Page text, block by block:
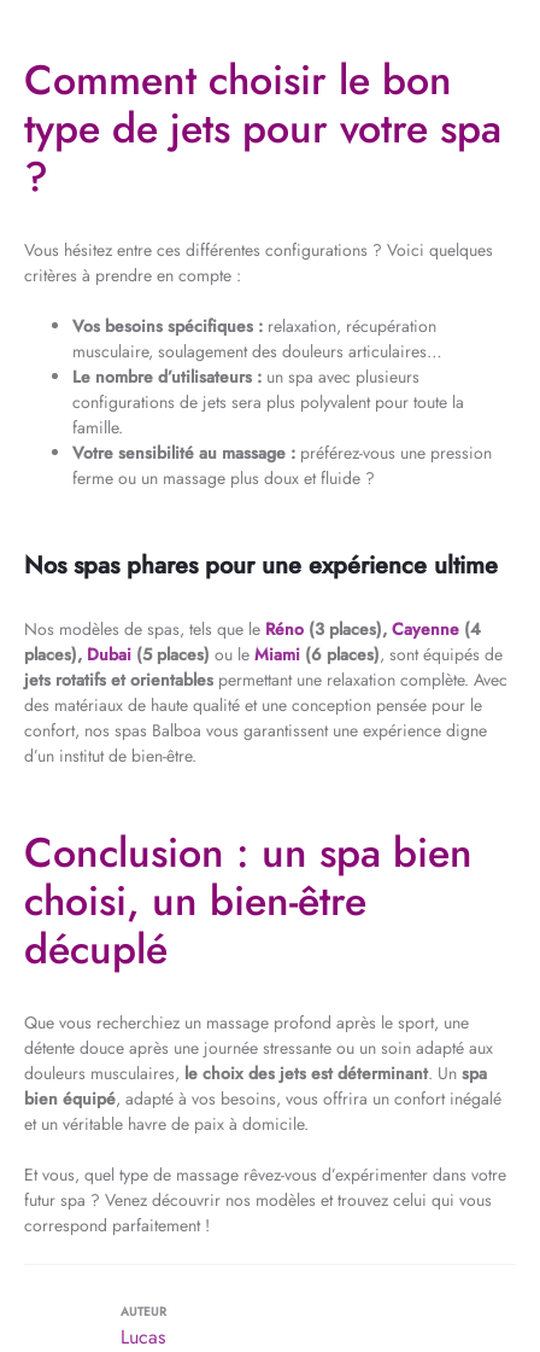
Comment choisir le bon
type de jets pour votre spa
?
Vous hésitez entre ces différentes configurations ? Voici quelques
critères à prendre en compte :
Vos besoins spécifiques : relaxation, récupération
musculaire, soulagement des douleurs articulaires…
Le nombre d’utilisateurs : un spa avec plusieurs
configurations de jets sera plus polyvalent pour toute la
famille.
Votre sensibilité au massage : préférez-vous une pression
ferme ou un massage plus doux et fluide ?
Nos spas phares pour une expérience ultime
Nos modèles de spas, tels que le Réno (3 places), Cayenne (4
places), Dubai (5 places) ou le Miami (6 places), sont équipés de
jets rotatifs et orientables permettant une relaxation complète. Avec
des matériaux de haute qualité et une conception pensée pour le
confort, nos spas Balboa vous garantissent une expérience digne
d’un institut de bien-être.
Conclusion : un spa bien
choisi, un bien-être
décuplé
Que vous recherchiez un massage profond après le sport, une
détente douce après une journée stressante ou un soin adapté aux
douleurs musculaires, le choix des jets est déterminant. Un spa
bien équipé, adapté à vos besoins, vous offrira un confort inégalé
et un véritable havre de paix à domicile.
Et vous, quel type de massage rêvez-vous d’expérimenter dans votre
futur spa ? Venez découvrir nos modèles et trouvez celui qui vous
correspond parfaitement !
AUTEUR
Lucas